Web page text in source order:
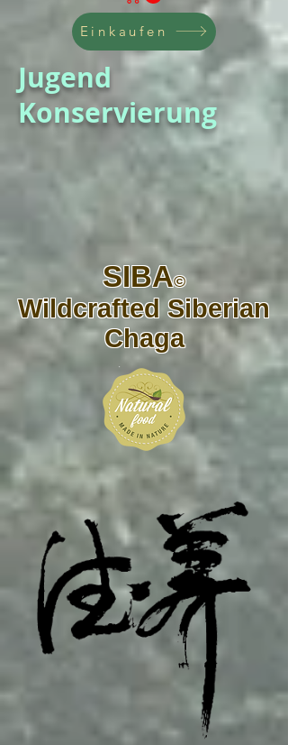
Einkaufen
Jugend
Konservierung
SIBA©
Wildcrafted Siberian
Chaga